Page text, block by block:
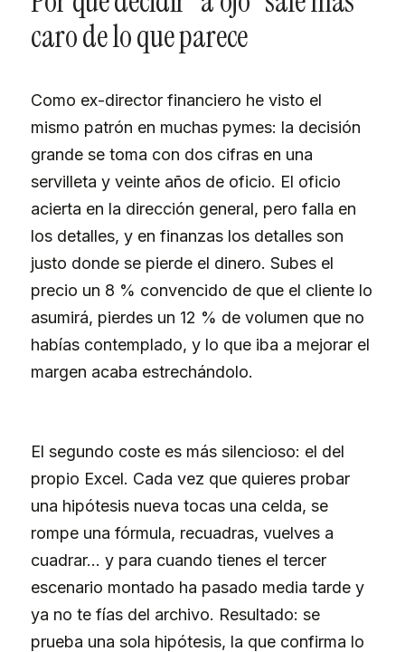
caro de lo que parece
Como ex-director financiero he visto el
mismo patrón en muchas pymes: la decisión
grande se toma con dos cifras en una
servilleta y veinte años de oficio. El oficio
acierta en la dirección general, pero falla en
los detalles, y en finanzas los detalles son
justo donde se pierde el dinero. Subes el
precio un 8 % convencido de que el cliente lo
asumirá, pierdes un 12 % de volumen que no
habías contemplado, y lo que iba a mejorar el
margen acaba estrechándolo.
El segundo coste es más silencioso: el del
propio Excel. Cada vez que quieres probar
una hipótesis nueva tocas una celda, se
rompe una fórmula, recuadras, vuelves a
cuadrar… y para cuando tienes el tercer
escenario montado ha pasado media tarde y
ya no te fías del archivo. Resultado: se
prueba una sola hipótesis, la que confirma lo